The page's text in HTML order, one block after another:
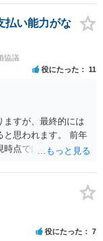
じた費用や打合せ相
への報酬請求や不
請求に応じてもら
請求は，必ずしも
的手続きまでは行
る合意を目指す方が
にかかわらず，相手
毀損となり得ます。
した当人に対する損
る場合に、慰謝料請
した関係だったこと
払い能力がな
協議
役にたった 11
ますが、最終的には
と思われます。 前年
時点では少額しか取
絶する場合でも、相
ない場合には、慰謝
せよ、親御さんとの
合った上で、法律
と思います。役にたった 7